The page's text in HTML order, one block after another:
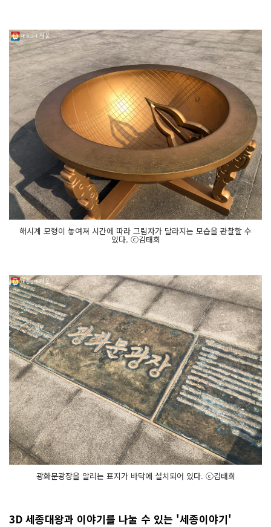
해시계 모형이 놓여져 시간에 따라 그림자가 달라지는 모습을 관찰할 수
있다. ⓒ김태희
광화문광장을 알리는 표지가 바닥에 설치되어 있다. ⓒ김태희
3D 세종대왕과 이야기를 나눌 수 있는 '세종이야기'